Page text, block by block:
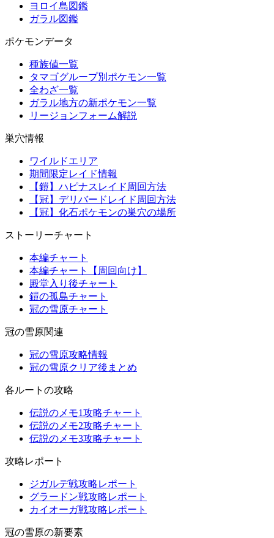
ヨロイ島図鑑
ガラル図鑑
ポケモンデータ
種族値一覧
タマゴグループ別ポケモン一覧
全わざ一覧
ガラル地方の新ポケモン一覧
リージョンフォーム解説
巣穴情報
ワイルドエリア
期間限定レイド情報
【鎧】ハピナスレイド周回方法
【冠】デリバードレイド周回方法
【冠】化石ポケモンの巣穴の場所
ストーリーチャート
本編チャート
本編チャート【周回向け】
殿堂入り後チャート
鎧の孤島チャート
冠の雪原チャート
冠の雪原関連
冠の雪原攻略情報
冠の雪原クリア後まとめ
各ルートの攻略
伝説のメモ1攻略チャート
伝説のメモ2攻略チャート
伝説のメモ3攻略チャート
攻略レポート
ジガルデ戦攻略レポート
グラードン戦攻略レポート
カイオーガ戦攻略レポート
冠の雪原の新要素